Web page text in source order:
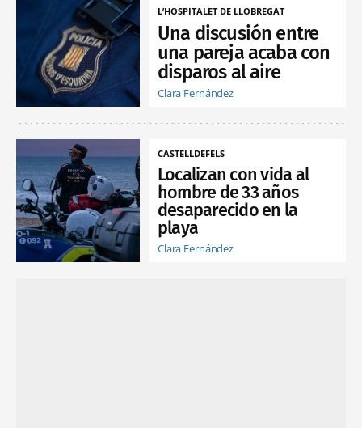
L’HOSPITALET DE LLOBREGAT
Una discusión entre
una pareja acaba con
disparos al aire
Clara Fernández
CASTELLDEFELS
Localizan con vida al
hombre de 33 años
desaparecido en la
playa
Clara Fernández